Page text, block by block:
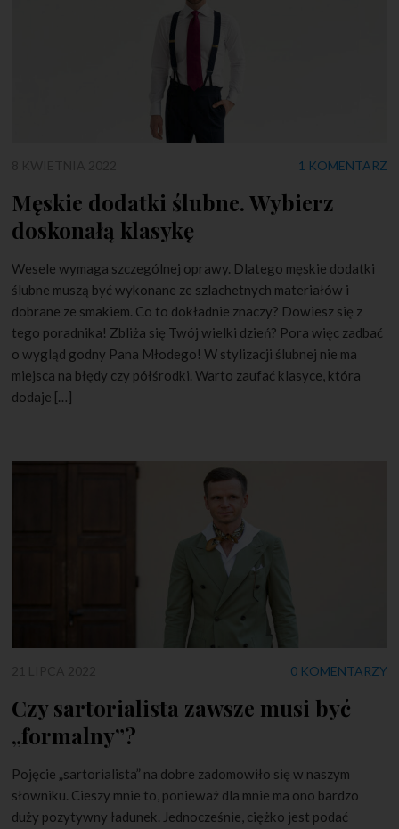
1 KOMENTARZ
Męskie dodatki ślubne. Wybierz
doskonałą klasykę
Wesele wymaga szczególnej oprawy. Dlatego męskie dodatki
ślubne muszą być wykonane ze szlachetnych materiałów i
dobrane ze smakiem. Co to dokładnie znaczy? Dowiesz się z
tego poradnika! Zbliża się Twój wielki dzień? Pora więc zadbać
o wygląd godny Pana Młodego! W stylizacji ślubnej nie ma
miejsca na błędy czy półśrodki. Warto zaufać klasyce, która
dodaje […]
0 KOMENTARZY
Czy sartorialista zawsze musi być
„formalny”?
Pojęcie „sartorialista” na dobre zadomowiło się w naszym
słowniku. Cieszy mnie to, ponieważ dla mnie ma ono bardzo
duży pozytywny ładunek. Jednocześnie, ciężko jest podać